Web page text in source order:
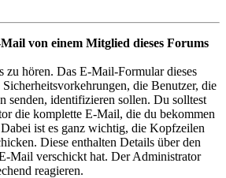
von einem Mitglied dieses Forums
zu hören. Das E-Mail-Formular dieses
die Benutzer, die
senden, identifizieren sollen. Du solltest
die komplette E-Mail, die du bekommen
ist es ganz wichtig, die Kopfzeilen
Diese enthalten Details über den
Mail verschickt hat. Der Administrator
reagieren.